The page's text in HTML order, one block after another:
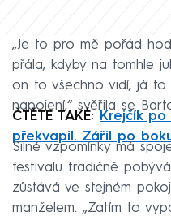
„Je to pro mě pořád
přála, kdyby na tomhle
on to všechno vidí, já to
napojení,“ svěřila se
ČTĚTE TAKÉ:
Krejčík
překvapil. Zářil po
Silné vzpomínky má
festivalu tradičně
zůstává ve stejném
manželem. „Zatím to